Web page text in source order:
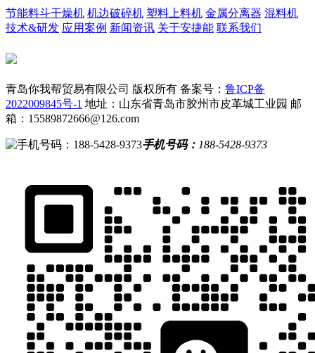
节能料斗干燥机 机边破碎机 塑料上料机 金属分离器 混料机
技术&研发 应用案例 新闻资讯 关于安捷能 联系我们
青岛你我帮贸易有限公司 版权所有 备案号： 鲁ICP备
2022009845号-1 地址：山东省青岛市胶州市皮革城工业园 邮
箱：15589872666@126.com
手机号码： 188-5428-9373